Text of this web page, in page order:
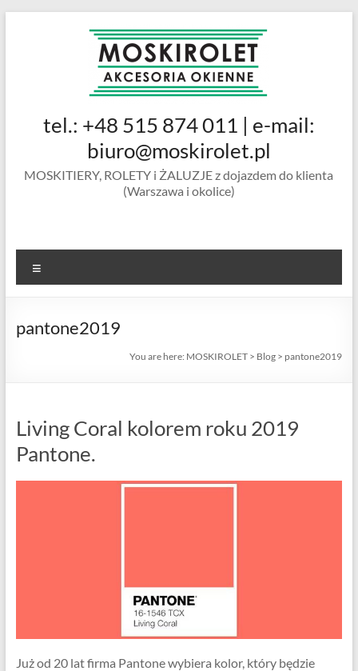
MOSKIROLET
siatki na
okienne |
ramkowe i
drzwiowe
tel.: +48 515 874 011 | e-mail:
biuro@moskirolet.pl
MOSKITIERY, ROLETY i ŻALUZJE z dojazdem do klienta
(Warszawa i okolice)
pantone2019
You are here: MOSKIROLET > Blog > pantone2019
Living Coral kolorem roku 2019
Pantone.
Już od 20 lat firma Pantone wybiera kolor, który będzie